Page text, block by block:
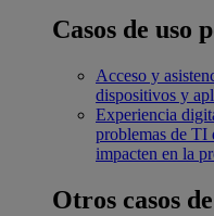
Casos de uso
Acceso y
dispositivos y
Experiencia
problemas de TI
impacten en la
Otros casos